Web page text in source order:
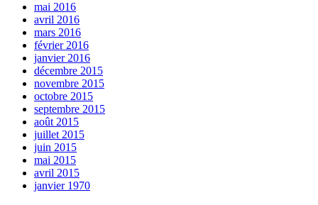
mai 2016
avril 2016
mars 2016
février 2016
janvier 2016
décembre 2015
novembre 2015
octobre 2015
septembre 2015
août 2015
juillet 2015
juin 2015
mai 2015
avril 2015
janvier 1970